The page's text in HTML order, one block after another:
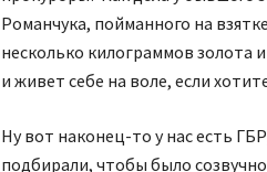
Романчука, пойманного на
несколько килограммов золота
и живет себе на воле, если
Ну вот наконец-то у нас есть
подбирали, чтобы было